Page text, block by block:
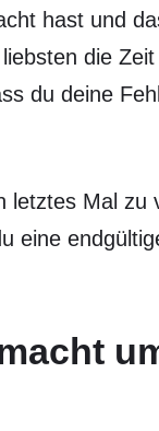
hast und
die
du deine
Mal
eine